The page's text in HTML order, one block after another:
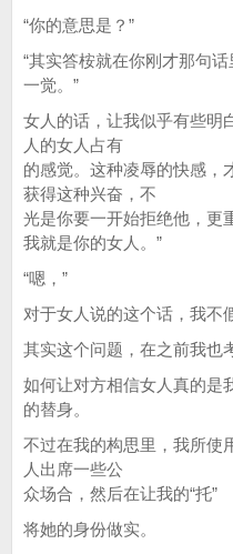
“你的意思是？”
“其实答桉就在你刚才那句
一觉。”
女人的话，让我似乎有些明
人的女人占有
的感觉。这种凌辱的快感，
获得这种兴奋，不
光是你要一开始拒绝他，更
我就是你的女人。”
“嗯，”
对于女人说的这个话，我不
其实这个问题，在之前我也
如何让对方相信女人真的是
的替身。
不过在我的构思里，我所使
人出席一些公
众场合，然后在让我的“托”
将她的身份做实。